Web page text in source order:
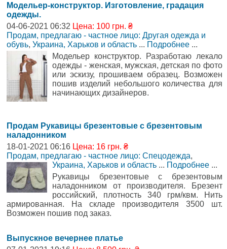
Модельер-конструктор. Изготовление, градация
одежды.
04-06-2021 06:32 Цена: 100 грн. ₴
Продам, предлагаю - частное лицо: Другая одежда и
обувь, Украина, Харьков и область ... Подробнее ...
Модельер конструктор. Разработаю лекало
одежды - женская, мужская, детская по фото
или эскизу, прошиваем образец. Возможен
пошив изделий небольшого количества для
начинающих дизайнеров.
Продам Рукавицы брезентовые с брезентовым
наладонником
18-01-2021 06:16 Цена: 16 грн. ₴
Продам, предлагаю - частное лицо: Спецодежда,
Украина, Харьков и область ... Подробнее ...
Рукавицы брезентовые с брезентовым
наладонником от производителя. Брезент
российский, плотность 340 грм/квм. Нить
армированная. На складе производителя 3500 шт.
Возможен пошив под заказ.
Выпускное вечернее платье